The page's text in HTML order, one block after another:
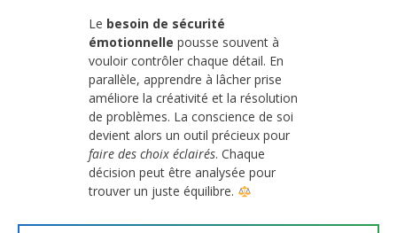
Le besoin de sécurité
émotionnelle pousse souvent à
vouloir contrôler chaque détail. En
parallèle, apprendre à lâcher prise
améliore la créativité et la résolution
de problèmes. La conscience de soi
devient alors un outil précieux pour
faire des choix éclairés. Chaque
décision peut être analysée pour
trouver un juste équilibre.